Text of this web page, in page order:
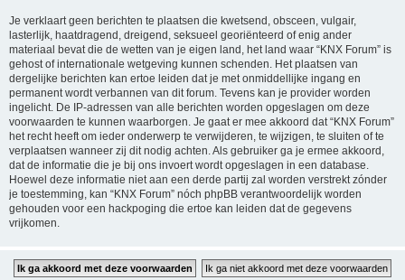
Je verklaart geen berichten te plaatsen die kwetsend, obsceen, vulgair,
lasterlijk, haatdragend, dreigend, seksueel georiënteerd of enig ander
materiaal bevat die de wetten van je eigen land, het land waar “KNX Forum” is
gehost of internationale wetgeving kunnen schenden. Het plaatsen van
dergelijke berichten kan ertoe leiden dat je met onmiddellijke ingang en
permanent wordt verbannen van dit forum. Tevens kan je provider worden
ingelicht. De IP-adressen van alle berichten worden opgeslagen om deze
voorwaarden te kunnen waarborgen. Je gaat er mee akkoord dat “KNX Forum”
het recht heeft om ieder onderwerp te verwijderen, te wijzigen, te sluiten of te
verplaatsen wanneer zij dit nodig achten. Als gebruiker ga je ermee akkoord,
dat de informatie die je bij ons invoert wordt opgeslagen in een database.
Hoewel deze informatie niet aan een derde partij zal worden verstrekt zónder
je toestemming, kan “KNX Forum” nóch phpBB verantwoordelijk worden
gehouden voor een hackpoging die ertoe kan leiden dat de gegevens
vrijkomen.